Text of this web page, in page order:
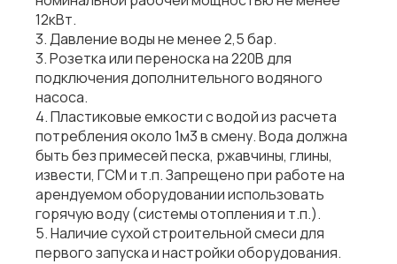
12кВт.
3. Давление воды не менее 2,5 бар.
3. Розетка или переноска на 220В для
подключения дополнительного водяного
насоса.
4. Пластиковые емкости с водой из расчета
потребления около 1м3 в смену. Вода должна
быть без примесей песка, ржавчины, глины,
извести, ГСМ и т.п. Запрещено при работе на
арендуемом оборудовании использовать
горячую воду (системы отопления и т.п.).
5. Наличие сухой строительной смеси для
первого запуска и настройки оборудования.